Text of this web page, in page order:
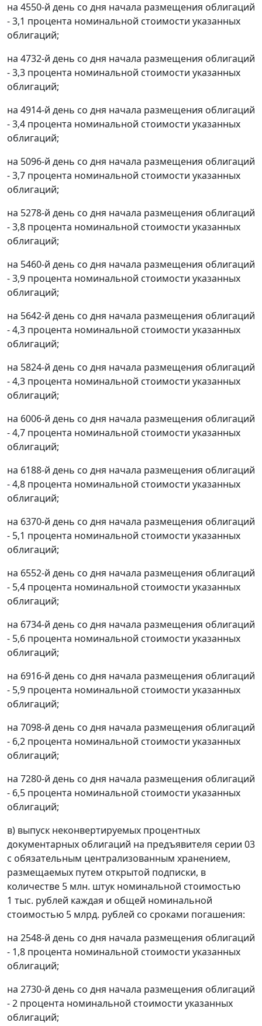
на 4550-й день со дня начала размещения облигаций
- 3,1 процента номинальной стоимости указанных
облигаций;
на 4732-й день со дня начала размещения облигаций
- 3,3 процента номинальной стоимости указанных
облигаций;
на 4914-й день со дня начала размещения облигаций
- 3,4 процента номинальной стоимости указанных
облигаций;
на 5096-й день со дня начала размещения облигаций
- 3,7 процента номинальной стоимости указанных
облигаций;
на 5278-й день со дня начала размещения облигаций
- 3,8 процента номинальной стоимости указанных
облигаций;
на 5460-й день со дня начала размещения облигаций
- 3,9 процента номинальной стоимости указанных
облигаций;
на 5642-й день со дня начала размещения облигаций
- 4,3 процента номинальной стоимости указанных
облигаций;
на 5824-й день со дня начала размещения облигаций
- 4,3 процента номинальной стоимости указанных
облигаций;
на 6006-й день со дня начала размещения облигаций
- 4,7 процента номинальной стоимости указанных
облигаций;
на 6188-й день со дня начала размещения облигаций
- 4,8 процента номинальной стоимости указанных
облигаций;
на 6370-й день со дня начала размещения облигаций
- 5,1 процента номинальной стоимости указанных
облигаций;
на 6552-й день со дня начала размещения облигаций
- 5,4 процента номинальной стоимости указанных
облигаций;
на 6734-й день со дня начала размещения облигаций
- 5,6 процента номинальной стоимости указанных
облигаций;
на 6916-й день со дня начала размещения облигаций
- 5,9 процента номинальной стоимости указанных
облигаций;
на 7098-й день со дня начала размещения облигаций
- 6,2 процента номинальной стоимости указанных
облигаций;
на 7280-й день со дня начала размещения облигаций
- 6,5 процента номинальной стоимости указанных
облигаций;
в) выпуск неконвертируемых процентных
документарных облигаций на предъявителя серии 03
с обязательным централизованным хранением,
размещаемых путем открытой подписки, в
количестве 5 млн. штук номинальной стоимостью
1 тыс. рублей каждая и общей номинальной
стоимостью 5 млрд. рублей со сроками погашения:
на 2548-й день со дня начала размещения облигаций
- 1,8 процента номинальной стоимости указанных
облигаций;
на 2730-й день со дня начала размещения облигаций
- 2 процента номинальной стоимости указанных
облигаций;